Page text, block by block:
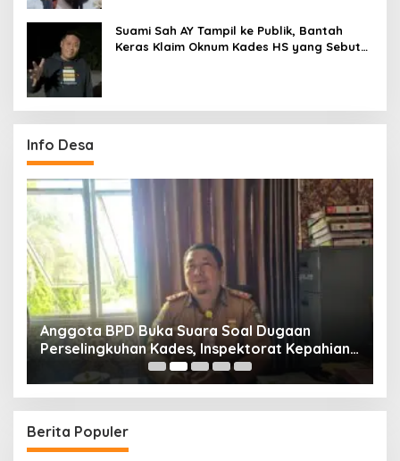
Suami Sah AY Tampil ke Publik, Bantah
Keras Klaim Oknum Kades HS yang Sebut
Info Desa
Anggota BPD Buka Suara Soal Dugaan
Perselingkuhan Kades, Inspektorat Kepahiang
Pastikan Akan Panggil Kades Suro Muncar
Berita Populer